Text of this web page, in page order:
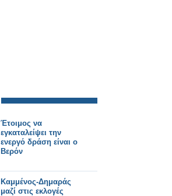
Έτοιμος να
εγκαταλείψει την
ενεργό δράση είναι ο
Βερόν
Καμμένος-Δημαράς
μαζί στις εκλογές